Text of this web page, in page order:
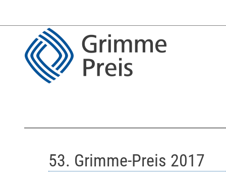
53. Grimme-Preis 2017